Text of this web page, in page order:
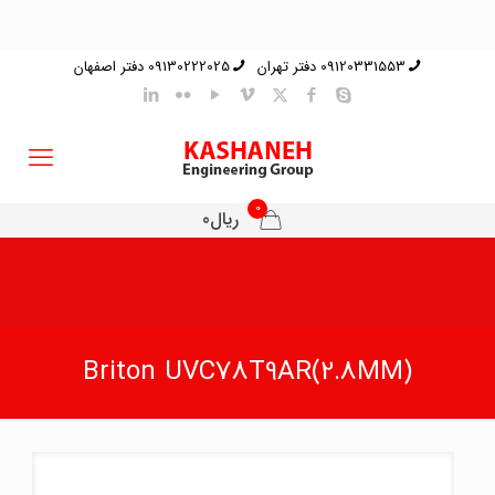
09120331553 دفتر تهران 09130222025 دفتر اصفهان
0 ریال0
Briton UVC78T9AR(2.8MM)